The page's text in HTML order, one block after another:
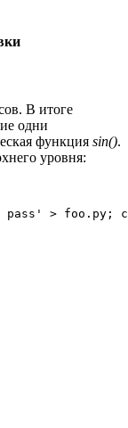
В итоге
одни
функция sin().
уровня:
pass' > foo.py;